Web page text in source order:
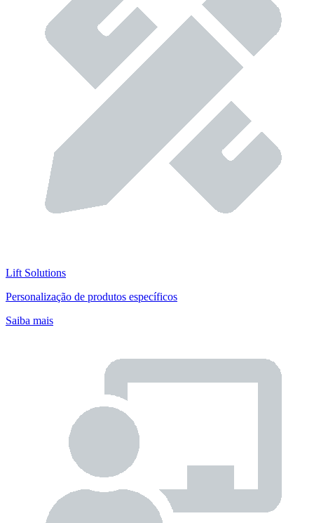
Lift Solutions
Personalização de produtos específicos
Saiba mais